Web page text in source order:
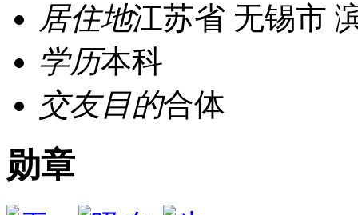
居住地江苏省 无锡市
学历本科
交友目的合体
勋章